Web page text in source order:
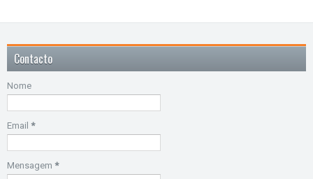
Contacto
Nome
Email *
Mensagem *